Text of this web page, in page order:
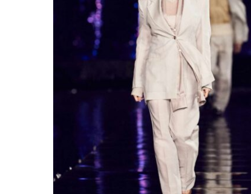
BOSS spring 2023 mit Pamela
Anderson